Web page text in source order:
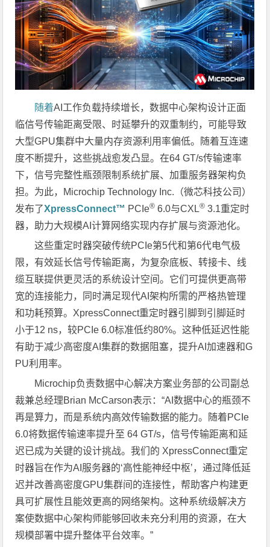
随着AI工作负载持续增长，数据中心架构设计正面
临信号传输距离受限、时延攀升的双重制约，可能导致
大型GPU集群中大量内存资源利用率偏低。随着互连速
度不断提升，这些挑战愈发凸显。在64 GT/s传输速率
下，信号完整性瓶颈限制系统扩展、加重服务器架构负
担。为此，Microchip Technology Inc.（微芯科技公司）
发布了XpressConnect™ PCIe® 6.0与CXL® 3.1重定时
器，助力大规模AI计算网络实现内存扩展与资源池化。
这些重定时器突破传统PCIe第5代和第6代电气极
限，有效延长信号传输距离，为复杂底板、转接卡、线
缆互联提供更灵活的系统设计空间。它们可提供更高带
宽的连接能力，同时满足现代AI架构所需的严格热管理
和功耗预算。XpressConnect重定时器引脚到引脚延时
小于12 ns，较PCIe 6.0标准低约80%。这种低延迟性能
有助于减少高密度AI集群的数据阻塞，提升AI加速器和G
PU利用率。
Microchip负责数据中心解决方案业务部的公司副总
裁兼总经理Brian McCarson表示：“AI数据中心的瓶颈不
再是算力，而是系统内高效传输数据的能力。随着PCIe
6.0将数据传输速率提升至 64 GT/s，信号传输距离和延
迟已成为关键的设计挑战。我们的 XpressConnect重定
时器旨在作为AI服务器的‘高性能神经中枢’，通过降低延
迟并改善高密度GPU集群间的连接性，帮助客户构建更
具可扩展性且能效更高的网络架构。这种系统级解决方
案使数据中心架构师能够回收未充分利用的资源，在大
规模部署中提升整体平台效率。”